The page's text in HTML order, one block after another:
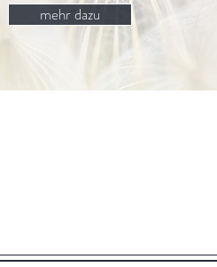
mehr dazu